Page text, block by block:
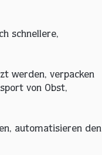
schnellere,
werden, verpacken
von Obst,
automatisieren den